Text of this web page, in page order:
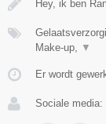
Hey, ik ben
Make-up,
▼
Er wordt
Sociale media: